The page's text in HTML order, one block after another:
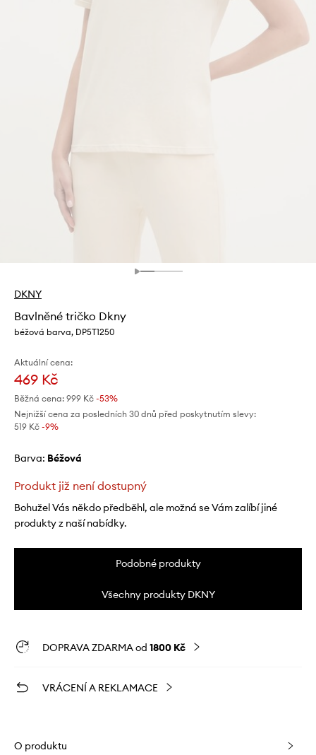
DKNY
Bavlněné tričko Dkny
béžová barva, DP5T1250
Aktuální cena:
469 Kč
Běžná cena: 999 Kč -53%
Nejnižší cena za posledních 30 dnů před poskytnutím slevy:
519 Kč -9%
Barva: béžová
Produkt již není dostupný
Bohužel Vás někdo předběhl, ale možná se Vám zalíbí jiné
produkty z naší nabídky.
Podobné produkty
Všechny produkty DKNY
DOPRAVA ZDARMA od 1800 Kč
VRÁCENÍ A REKLAMACE
O produktu